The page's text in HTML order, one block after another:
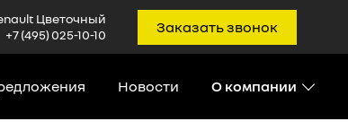
Цветочный
+7 (495) 025-10-10
Заказать звонок
Новости О компании